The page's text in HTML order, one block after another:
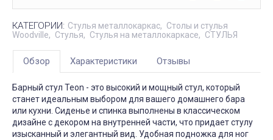
КАТЕГОРИИ: Стулья металлокаркас
Столы и стулья
Woodville
Стулья Стулья на металлокаркасе СТУЛЬЯ
Обзор Характеристики Отзывы
Барный стул Teon - это высокий и мощный стул, который
станет идеальным выбором для вашего домашнего бара
или кухни. Сиденье и спинка выполнены в классическом
дизайне с декором на внутренней части, что придает стулу
изысканный и элегантный вид. Удобная подножка для ног